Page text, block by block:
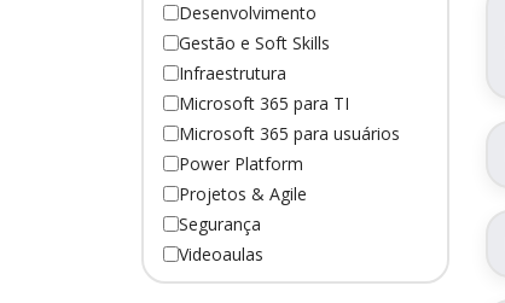
Desenvolvimento
Gestão e Soft Skills
Infraestrutura
Microsoft 365 para TI
Microsoft 365 para usuários
Power Platform
Projetos & Agile
Segurança
Videoaulas